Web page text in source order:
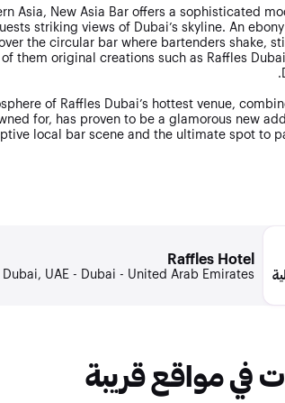
Asia, New Asia Bar offers a sophisticated
striking views of Dubai’s skyline. An
the circular bar where bartenders shake,
them original creations such as Raffles
of Raffles Dubai’s hottest venue,
for, has proven to be a glamorous new
local bar scene and the ultimate spot to
Raffles Hotel
Dubai, UAE - Dubai - United Arab Emirates
في مواقع قريبة